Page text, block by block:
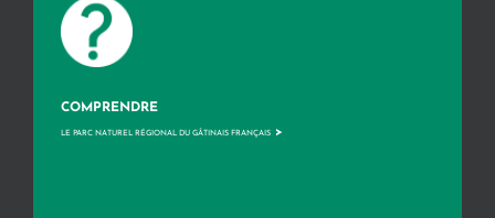
COMPRENDRE
LE PARC NATUREL RÉGIONAL DU GÂTINAIS FRANÇAIS >